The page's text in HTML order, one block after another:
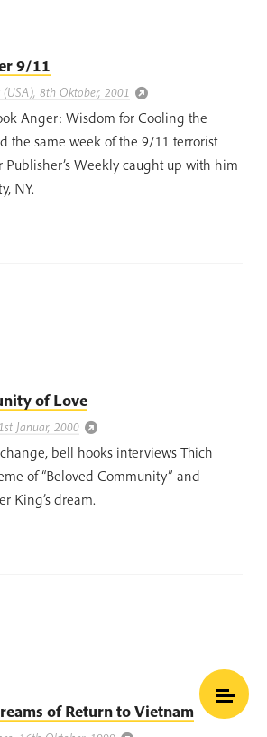
9/11
(USA), 8th Oktober, 2001
Anger: Wisdom for Cooling the
the same week of the 9/11 terrorist
Publisher’s Weekly caught up with him
NY.
of Love
Januar, 2000
bell hooks interviews Thich
of “Beloved Community” and
King’s dream.
of Return to Vietnam